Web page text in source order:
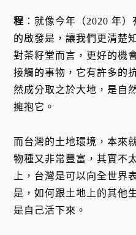
程 ：就像今年（2020 年
的啟發是，讓我們更清楚
對茶籽堂而言，更好的機
接觸的事物，它有許多的
然成分取之於大地，是自
擁抱它。
而台灣的土地環境，本來
物種又非常豐富，其實不
上，台灣是可以向全世界
是，如何跟土地上的其他
是自己活下來。